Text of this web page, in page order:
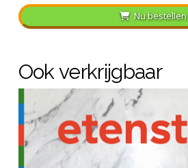
Nu bestellen
Ook verkrijgbaar